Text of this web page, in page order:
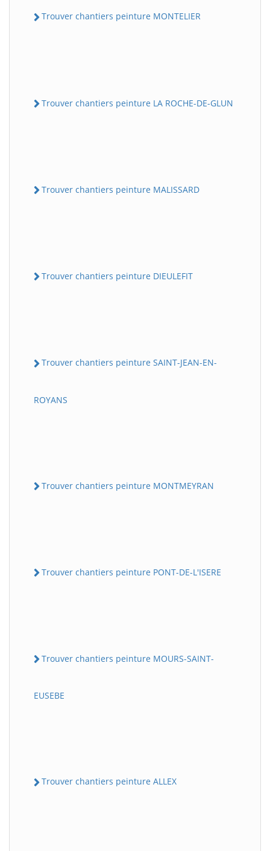
Trouver chantiers peinture MONTELIER
Trouver chantiers peinture LA ROCHE-DE-GLUN
Trouver chantiers peinture MALISSARD
Trouver chantiers peinture DIEULEFIT
Trouver chantiers peinture SAINT-JEAN-EN-
ROYANS
Trouver chantiers peinture MONTMEYRAN
Trouver chantiers peinture PONT-DE-L'ISERE
Trouver chantiers peinture MOURS-SAINT-
EUSEBE
Trouver chantiers peinture ALLEX